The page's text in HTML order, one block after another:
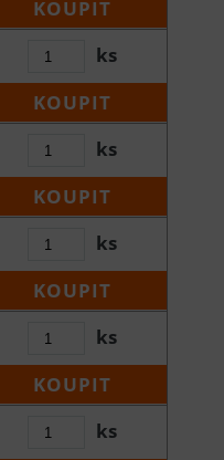
KOUPIT
ks
KOUPIT
ks
KOUPIT
ks
KOUPIT
ks
KOUPIT
ks